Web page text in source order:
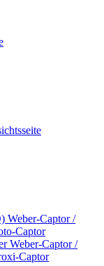
Weber-Captor /
Captor
Weber-Captor /
Captor